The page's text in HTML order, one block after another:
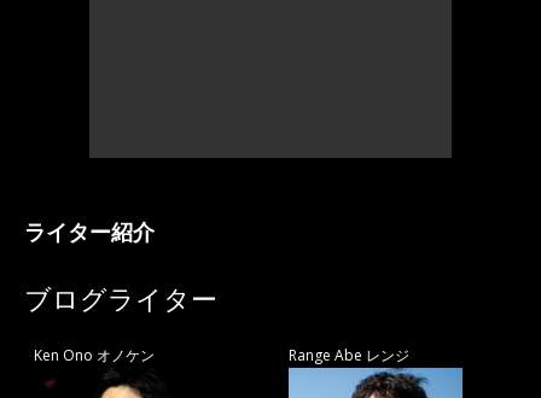
ライター紹介
ブログライター
Ken Ono オノケン Range Abe レンジ